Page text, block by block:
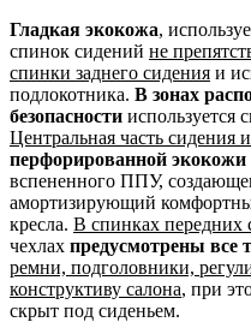
Гладкая экокожа,
спинок сидений не
спинки заднего сидения и
подлокотника. В зонах
безопасности используется
Центральная часть сидения
перфорированной экокожи
вспененного ППУ,
амортизирующий
кресла. В спинках передних
чехлах предусмотрены все
ремни, подголовники,
конструктиву салона, при
скрыт под сиденьем.